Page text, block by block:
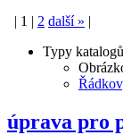
1 2 další »
Typy katalogů
úprava pro